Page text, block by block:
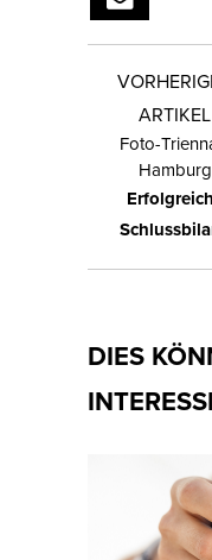
ARTIKEL
Foto-
Hamburg
DIES